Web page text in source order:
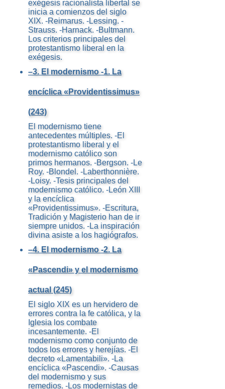
exégesis racionalista libertal se
inicia a comienzos del siglo
XIX. -Reimarus. -Lessing. -
Strauss. -Harnack. -Bultmann.
Los criterios principales del
protestantismo liberal en la
exégesis.
–3. El modernismo -1. La
encíclica «Providentissimus»
(243)
El modernismo tiene
antecedentes múltiples. -El
protestantismo liberal y el
modernismo católico son
primos hermanos. -Bergson. -Le
Roy. -Blondel. -Laberthonnière.
-Loisy. -Tesis principales del
modernismo católico. -León XIII
y la encíclica
«Providentissimus». -Escritura,
Tradición y Magisterio han de ir
siempre unidos. -La inspiración
divina asiste a los hagiógrafos.
–4. El modernismo -2. La
«Pascendi» y el modernismo
actual (245)
El siglo XIX es un hervidero de
errores contra la fe católica, y la
Iglesia los combate
incesantemente. -El
modernismo como conjunto de
todos los errores y herejías. -El
decreto «Lamentabili». -La
encíclica «Pascendi». -Causas
del modernismo y sus
remedios. -Los modernistas de